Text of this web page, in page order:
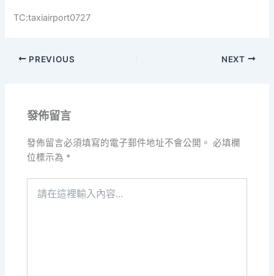
TC:taxiairport0727
PREVIOUS NEXT
發佈留言
發佈留言必須填寫的電子郵件地址不會公開。 必填欄
位標示為 *